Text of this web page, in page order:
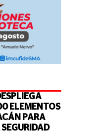
ELEMENTOS
PARA
SEGURIDAD